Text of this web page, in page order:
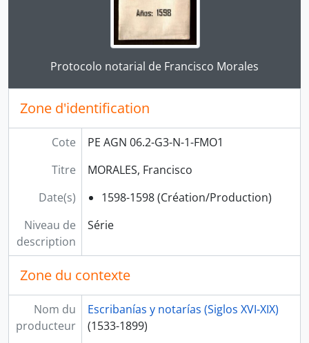
Clicking this description title link will open the
Protocolo notarial de Francisco Morales
Zone d'identification
Cote
PE AGN 06.2-G3-N-1-FMO1
Titre
MORALES, Francisco
Date(s)
1598-1598 (Création/Production)
Niveau de
description
Série
Zone du contexte
Nom du
producteur
Escribanías y notarías (Siglos XVI-XIX)
(1533-1899)